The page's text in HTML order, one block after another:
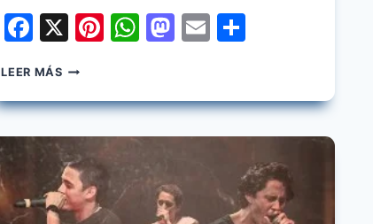
Facebook
X Pinterest
WhatsApp
Mastodon
Email
LEER MÁSDUKI,
–
LA
PLATA